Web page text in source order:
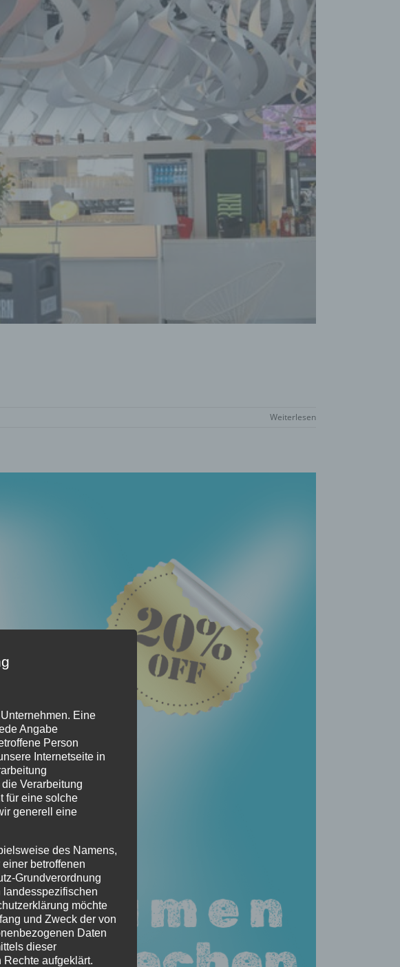
Weiterlesen
Eine
Angabe
Person
Internetseite in
Verarbeitung
für eine solche
generell eine
des Namens,
betroffenen
Grundverordnung
landesspezifischen
möchte
und Zweck der von
Daten
dieser
aufgeklärt.